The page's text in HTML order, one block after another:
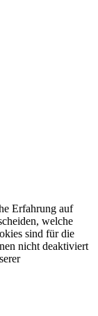
Erfahrung auf
welche
sind für die
nicht deaktiviert